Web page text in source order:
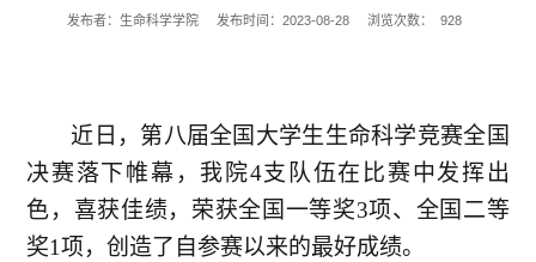
发布者：生命科学学院 发布时间：2023-08-28 浏览次数： 928
近日，第八届全国大学生生命科学竞赛全国
决赛落下帷幕，我院4支队伍在比赛中发挥出
色，喜获佳绩，荣获全国一等奖3项、全国二等
奖1项，创造了自参赛以来的最好成绩。